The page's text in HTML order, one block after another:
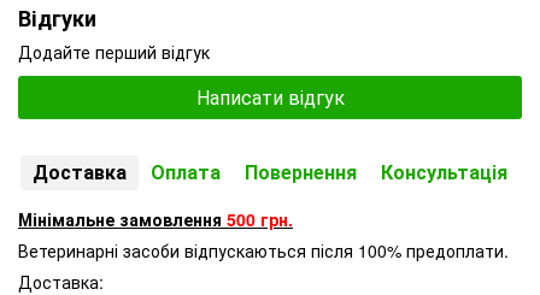
Відгуки
Додайте перший відгук
Написати відгук
Доставка Оплата Повернення Консультація
Мінімальне замовлення 500 грн.
Ветеринарні засоби відпускаються після 100% предоплати.
Доставка: